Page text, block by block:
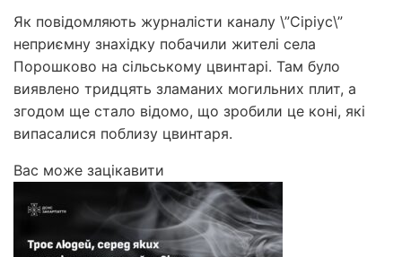
Як повідомляють журналісти каналу \”Сіріус\”
неприємну знахідку побачили жителі села
Порошково на сільському цвинтарі. Там було
виявлено тридцять зламаних могильних плит, а
згодом ще стало відомо, що зробили це коні, які
випасалися поблизу цвинтаря.
Вас може зацікавити